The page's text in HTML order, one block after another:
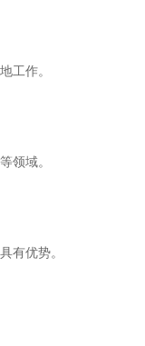
工作。
领域。
有优势。